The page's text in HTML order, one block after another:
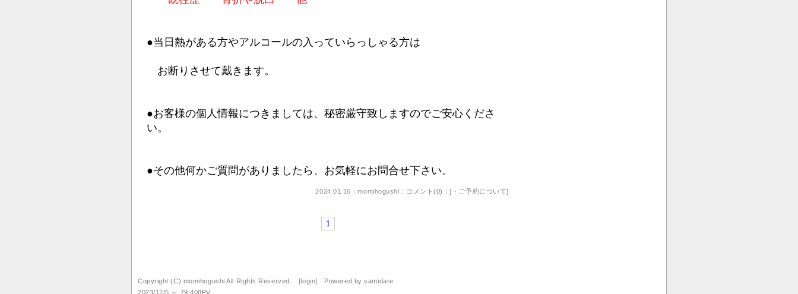
●当日熱がある方やアルコールの入っていらっしゃる方は
お断りさせて戴きます。
●お客様の個人情報につきましては、秘密厳守致しますのでご安心くださ
い。
●その他何かご質問がありましたら、お気軽にお問合せ下さい。
2024.01.16：momihogushi： コメント(0) ：[ ・ご予約について]
1
Copyright (C) momihogushi All Rights Reserved. [login] Powered bysamidare
2023/12/5 ～ 79,408PV